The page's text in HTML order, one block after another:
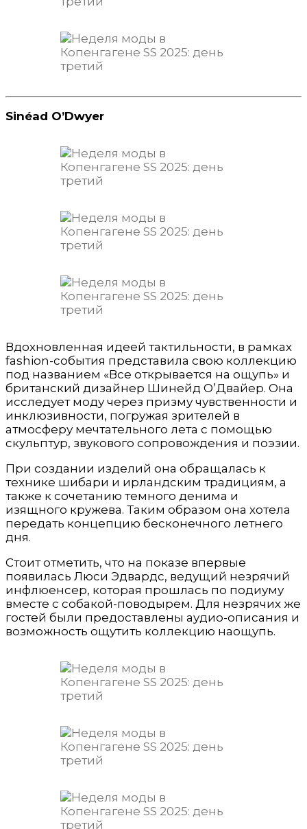
Sinéad O’Dwyer
Вдохновленная идеей тактильности, в рамках
fashion-события представила свою коллекцию
под названием «Все открывается на ощупь» и
британский дизайнер Шинейд О’Двайер. Она
исследует моду через призму чувственности и
инклюзивности, погружая зрителей в
атмосферу мечтательного лета с помощью
скульптур, звукового сопровождения и поэзии.
При создании изделий она обращалась к
технике шибари и ирландским традициям, а
также к сочетанию темного денима и
изящного кружева. Таким образом она хотела
передать концепцию бесконечного летнего
дня.
Стоит отметить, что на показе впервые
появилась Люси Эдвардс, ведущий незрячий
инфлюенсер, которая прошлась по подиуму
вместе с собакой-поводырем. Для незрячих же
гостей были предоставлены аудио-описания и
возможность ощутить коллекцию наощупь.